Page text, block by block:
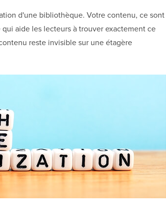
d'une bibliothèque. Votre contenu, ce sont
aide les lecteurs à trouver exactement ce
reste invisible sur une étagère